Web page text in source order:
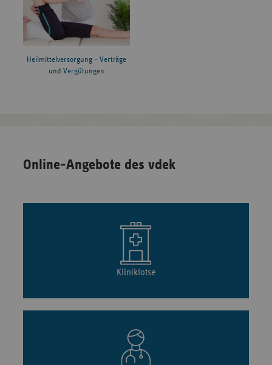
Heilmittelversorgung – Verträge
und Vergütungen
Online-Angebote des vdek
Kliniklotse